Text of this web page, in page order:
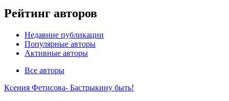
Рейтинг авторов
Недавние публикации
Популярные авторы
Активные авторы
Все авторы
Ксения Фетисова- Бастрыкину быть!